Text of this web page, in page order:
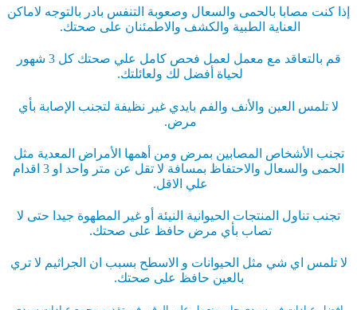
إذا كنت مصابا بالحمى والسعال وصعوبة التنفس بادر بالتوجه لاماكن
العناية الطبية والكشف والاطمئنان على صحتك.
قم بالتعاقد مع معمل لعمل فحص كامل علي صحتك كل 3 شهور
لحياة أفضل لك ولعائلتك.
لا تلمس العين والأنف والفم بايدي غير نظيفة لتجنب الإصابة بأي
مرض.
تجنب الأشخاص المصابين بمرض ومن أهمها الأمراض المعدية مثل
الحمى والسعال والاحتفاظ بمسافة لا تقل عن متر واحد او 3 اقدام
علي الاقل.
تجنب تناول المنتجات الحيوانية النيئة أو غير المطهوة جيدا حتى لا
تصاب بأي مرض حافظ على صحتك.
لا تلمس اي شي مثل الحيوانات و الاسطح بسبب ان الجراثيم لا تري
بالعين حافظ على صحتك.